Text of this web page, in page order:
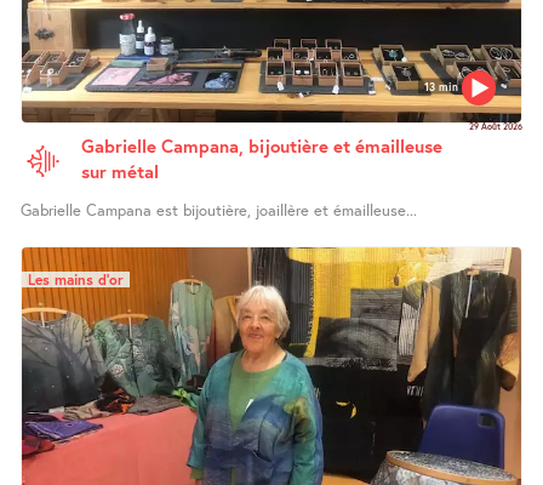
13 min
29 Août 2026
Gabrielle Campana, bijoutière et émailleuse
sur métal
Gabrielle Campana est bijoutière, joaillère et émailleuse...
Les mains d’or